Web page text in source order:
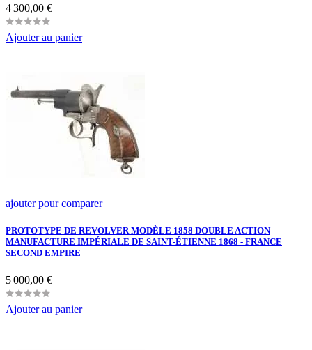
Prix
4 300,00 €
Ajouter au panier
ajouter pour comparer
PROTOTYPE DE REVOLVER MODÈLE 1858 DOUBLE ACTION
MANUFACTURE IMPÉRIALE DE SAINT-ÉTIENNE 1868 - FRANCE
SECOND EMPIRE
Prix
5 000,00 €
Ajouter au panier